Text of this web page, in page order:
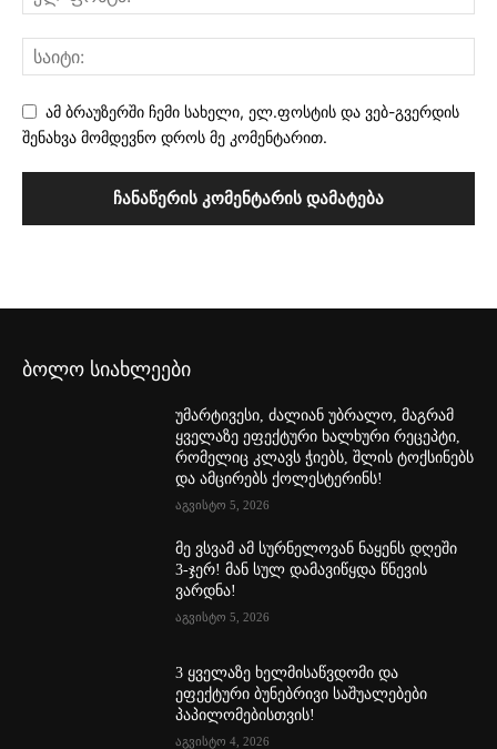
ამ ბრაუზერში ჩემი სახელი, ელ.ფოსტის და ვებ-გვერდის
შენახვა მომდევნო დროს მე კომენტარით.
ბოლო სიახლეები
უმარტივესი, ძალიან უბრალო, მაგრამ
ყველაზე ეფექტური ხალხური რეცეპტი,
რომელიც კლავს ჭიებს, შლის ტოქსინებს
და ამცირებს ქოლესტერინს!
აგვისტო 5, 2026
მე ვსვამ ამ სურნელოვან ნაყენს დღეში
3-ჯერ! მან სულ დამავიწყდა წნევის
ვარდნა!
აგვისტო 5, 2026
3 ყველაზე ხელმისაწვდომი და
ეფექტური ბუნებრივი საშუალებები
პაპილომებისთვის!
აგვისტო 4, 2026